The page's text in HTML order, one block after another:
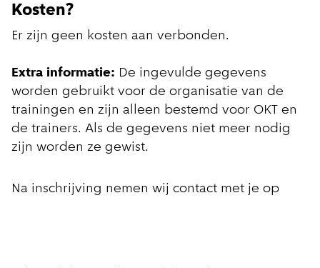
Kosten?
Er zijn geen kosten aan verbonden.
Extra informatie: De ingevulde gegevens
worden gebruikt voor de organisatie van de
trainingen en zijn alleen bestemd voor OKT en
de trainers. Als de gegevens niet meer nodig
zijn worden ze gewist.
Na inschrijving nemen wij contact met je op